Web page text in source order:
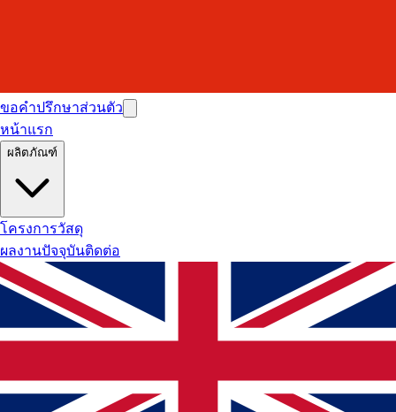
ขอคำปรึกษาส่วนตัว
หน้าแรก
ผลิตภัณฑ์
โครงการวัสดุ
ผลงานปัจจุบันติดต่อ